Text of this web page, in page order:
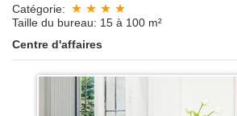
Catégorie:
Taille du bureau: 15 à 100 m²
Centre d'affaires